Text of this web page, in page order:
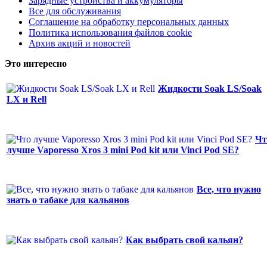
Все для обслуживания
Соглашение на обработку персональных данных
Политика использования файлов cookie
Архив акций и новостей
Это интересно
Жидкости Soak LS/Soak
LX и Rell
лучше Vaporesso Xros 3 mini Pod kit или Vinci Pod SE?
Все, что нужно
знать о табаке для кальянов
Как выбрать свой кальян?